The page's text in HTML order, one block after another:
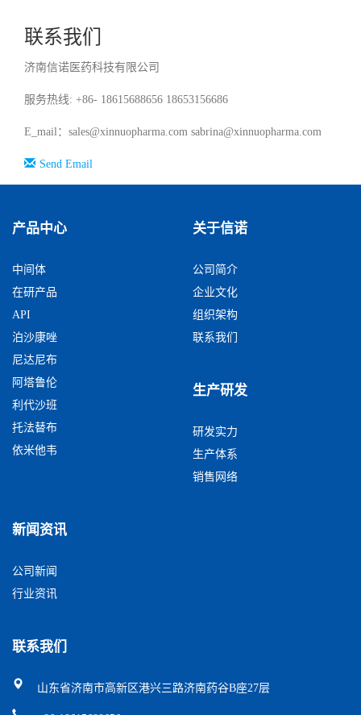
联系我们
济南信诺医药科技有限公司
服务热线: +86- 18615688656 18653156686
E_mail：sales@xinnuopharma.com sabrina@xinnuopharma.com
Send Email
产品中心
中间体
在研产品
API
泊沙康唑
尼达尼布
阿塔鲁伦
利代沙班
托法替布
依米他韦
关于信诺
公司简介
企业文化
组织架构
联系我们
生产研发
研发实力
生产体系
销售网络
新闻资讯
公司新闻
行业资讯
联系我们
山东省济南市高新区港兴三路济南药谷B座27层